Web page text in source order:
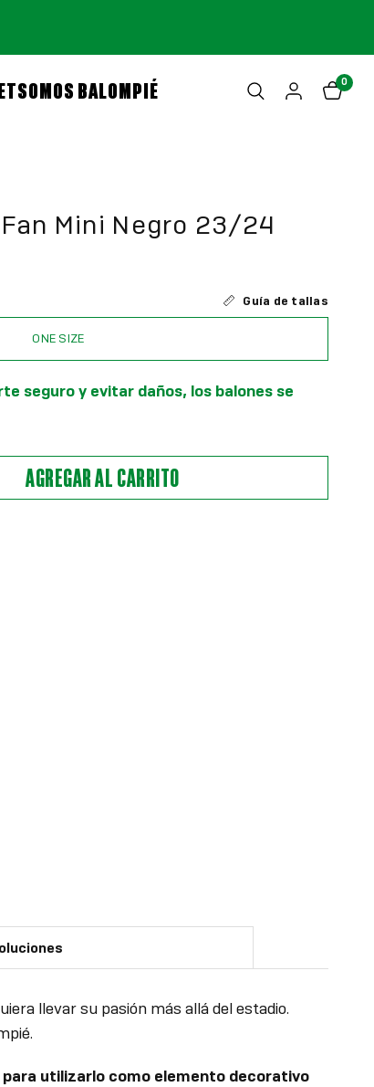
SOMOS BALOMPIÉ 0
Mini Negro 23/24
Guía de tallas
ONE SIZE
seguro y evitar daños, los balones se
AGREGAR AL CARRITO
llevar su pasión más allá del estadio.
utilizarlo como elemento decorativo